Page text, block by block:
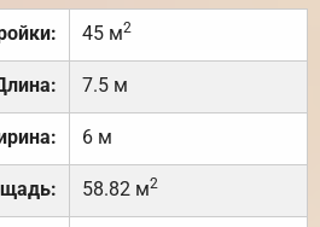
45 м2
7.5 м
6 м
58.82 м2